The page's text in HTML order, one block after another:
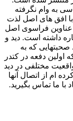
به وام نگرفته
با افق های اصل لذت
عناوین فراسوی اصل
داشته است. دید و
که به
دفعه در کتدر
مختلفی در دید
ام از اتصال آنها
با ما تماس بگیرید.